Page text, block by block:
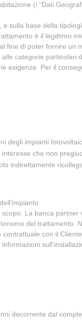
(i “Dati
sulla base della
è il legittimo
fine di poter fornire un
categorie particolari
esigenze. Per il
degli impianti
che non
indirettamente
La banca
del trattamento.
con il
decorrente dal